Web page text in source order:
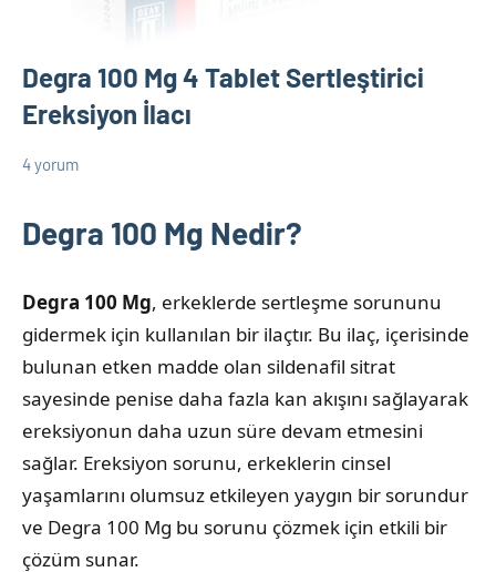
Degra 100 Mg 4 Tablet Sertleştirici
Ereksiyon İlacı
Cinsel
Bilgileri
17
2025
admin
4 yorum
Degra 100 Mg Nedir?
Degra 100 Mg, erkeklerde sertleşme sorununu
gidermek için kullanılan bir ilaçtır. Bu ilaç, içerisinde
bulunan etken madde olan sildenafil sitrat
sayesinde penise daha fazla kan akışını sağlayarak
ereksiyonun daha uzun süre devam etmesini
sağlar. Ereksiyon sorunu, erkeklerin cinsel
yaşamlarını olumsuz etkileyen yaygın bir sorundur
ve Degra 100 Mg bu sorunu çözmek için etkili bir
çözüm sunar.